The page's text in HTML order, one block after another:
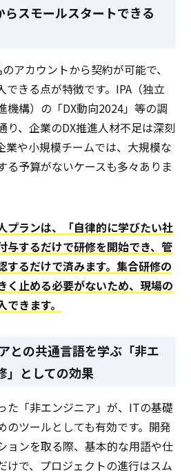
スモールスタートできる
アカウントから契約が可能で、
できる点が特徴です。IPA（独立
機構）の「DX動向2024」等の調
り、企業のDX推進人材不足は深刻
業や小規模チームでは、大規模な
る予算がないケースも多々ありま
プランは、「自律的に学びたい社
与するだけで研修を開始でき、管
するだけで済みます。集合研修の
く止める必要がないため、現場の
きます。
との共通言語を学ぶ「非エ
」としての効果
た「非エンジニア」が、ITの基礎
のツールとしても有効です。開発
ョンを取る際、基本的な用語や仕
けで、プロジェクトの進行はスム